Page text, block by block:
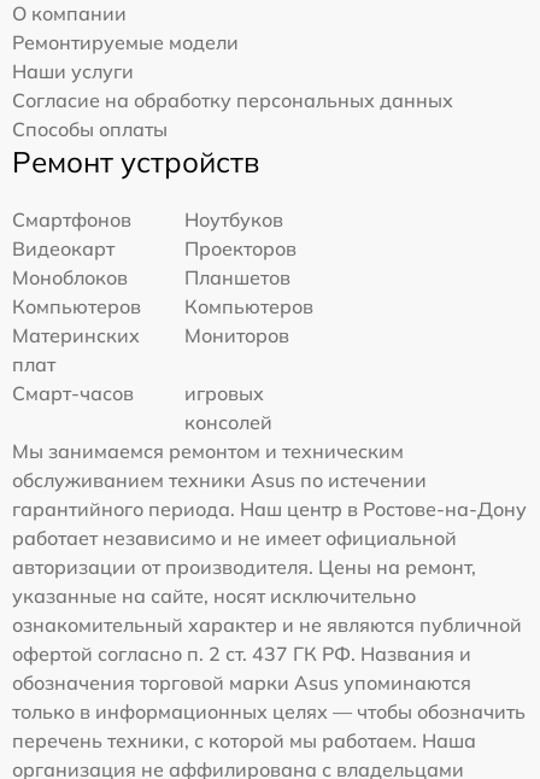
О компании
Ремонтируемые модели
Наши услуги
Согласие на обработку персональных данных
Способы оплаты
Ремонт устройств
Смартфонов
Ноутбуков
Видеокарт
Проекторов
Моноблоков
Планшетов
Компьютеров
Компьютеров
Материнских
плат
Мониторов
Смарт-часов
игровых
консолей
Мы занимаемся ремонтом и техническим
обслуживанием техники Asus по истечении
гарантийного периода. Наш центр в Ростове-на-Дону
работает независимо и не имеет официальной
авторизации от производителя. Цены на ремонт,
указанные на сайте, носят исключительно
ознакомительный характер и не являются публичной
офертой согласно п. 2 ст. 437 ГК РФ. Названия и
обозначения торговой марки Asus упоминаются
только в информационных целях — чтобы обозначить
перечень техники, с которой мы работаем. Наша
организация не аффилирована с владельцами